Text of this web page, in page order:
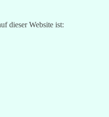
dieser Website ist: